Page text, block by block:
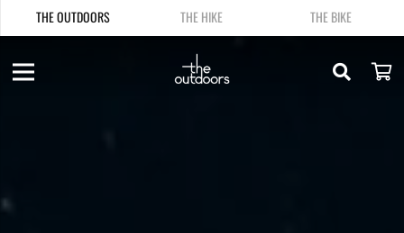
THE OUTDOORS THE HIKE THE BIKE